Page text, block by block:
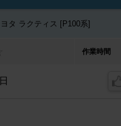
ヨタ ラクティス [P100系]
作業時間